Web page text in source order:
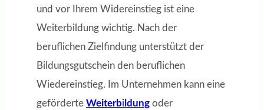
und vor Ihrem Widereinstieg ist eine
Weiterbildung wichtig. Nach der
beruflichen Zielfindung unterstützt der
Bildungsgutschein den beruflichen
Wiedereinstieg. Im Unternehmen kann eine
geförderte Weiterbi ldung oder